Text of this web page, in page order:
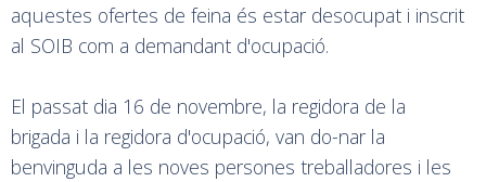
aquestes ofertes de feina és estar desocupat i inscrit
al SOIB com a demandant d'ocupació.
El passat dia 16 de novembre, la regidora de la
brigada i la regidora d'ocupació, van do-nar la
benvinguda a les noves persones treballadores i les